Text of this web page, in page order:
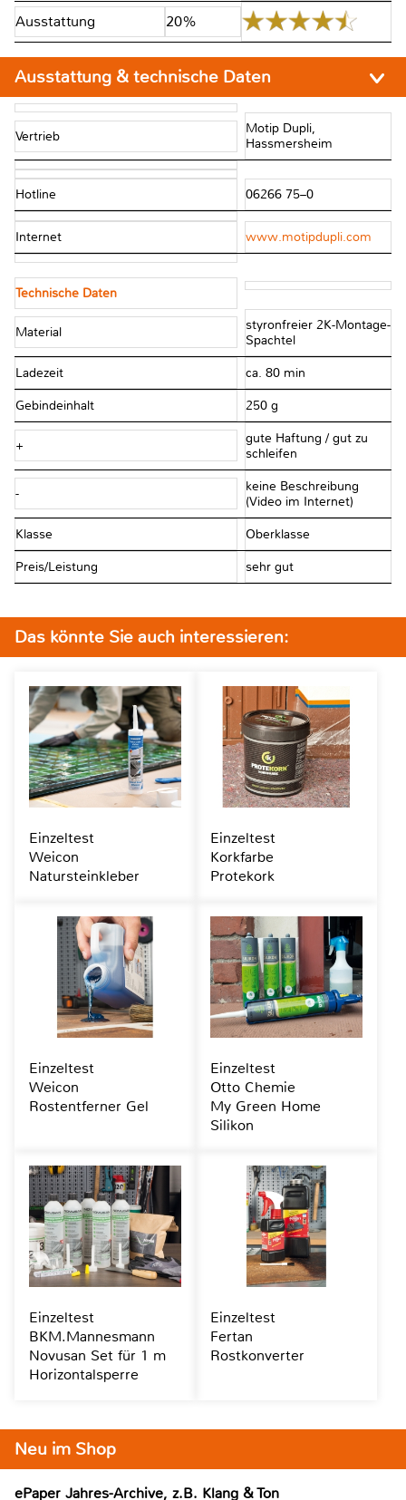
Ausstattung 20%
Ausstattung & technische Daten
Vertrieb
Motip Dupli,
Hassmersheim
Hotline 06266 75–0
Internet www.motipdupli.com
Technische Daten
Material
styronfreier 2K-Montage-
Spachtel
Ladezeit ca. 80 min
Gebindeinhalt 250 g
+
gute Haftung / gut zu
schleifen
-
keine Beschreibung
(Video im Internet)
Klasse Oberklasse
Preis/Leistung sehr gut
Neu im Shop
ePaper Jahres-Archive, z.B. Klang & Ton
Das könnte Sie auch interessieren:
Einzeltest
Weicon
Natursteinkleber
Einzeltest
Korkfarbe
Protekork
Einzeltest
Weicon
Rostentferner Gel
Einzeltest
Otto Chemie
My Green Home
Silikon
Einzeltest
BKM.Mannesmann
Novusan Set für 1 m
Horizontalsperre
Einzeltest
Fertan
Rostkonverter